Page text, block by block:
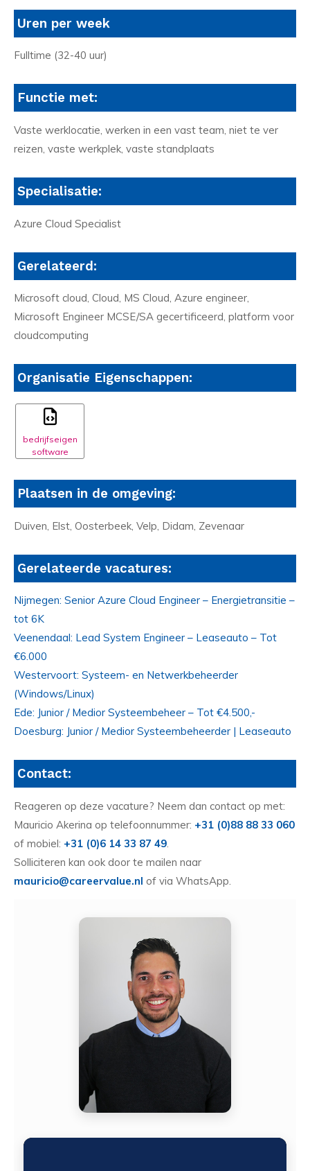
Uren per week
Fulltime (32-40 uur)
Functie met:
Vaste werklocatie, werken in een vast team, niet te ver
reizen, vaste werkplek, vaste standplaats
Specialisatie:
Azure Cloud Specialist
Gerelateerd:
Microsoft cloud, Cloud, MS Cloud, Azure engineer,
Microsoft Engineer MCSE/SA gecertificeerd, platform voor
cloudcomputing
Organisatie Eigenschappen:
bedrijfseigen
software
Plaatsen in de omgeving:
Duiven, Elst, Oosterbeek, Velp, Didam, Zevenaar
Gerelateerde vacatures:
Nijmegen: Senior Azure Cloud Engineer – Energietransitie –
tot 6K
Veenendaal: Lead System Engineer – Leaseauto – Tot
€6.000
Westervoort: Systeem- en Netwerkbeheerder
(Windows/Linux)
Ede: Junior / Medior Systeembeheer – Tot €4.500,-
Doesburg: Junior / Medior Systeembeheerder | Leaseauto
Contact:
Reageren op deze vacature? Neem dan contact op met:
Mauricio Akerina op telefoonnummer: +31 (0)88 88 33 060
of mobiel: +31 (0)6 14 33 87 49.
Solliciteren kan ook door te mailen naar
mauricio@careervalue.nl of via WhatsApp.